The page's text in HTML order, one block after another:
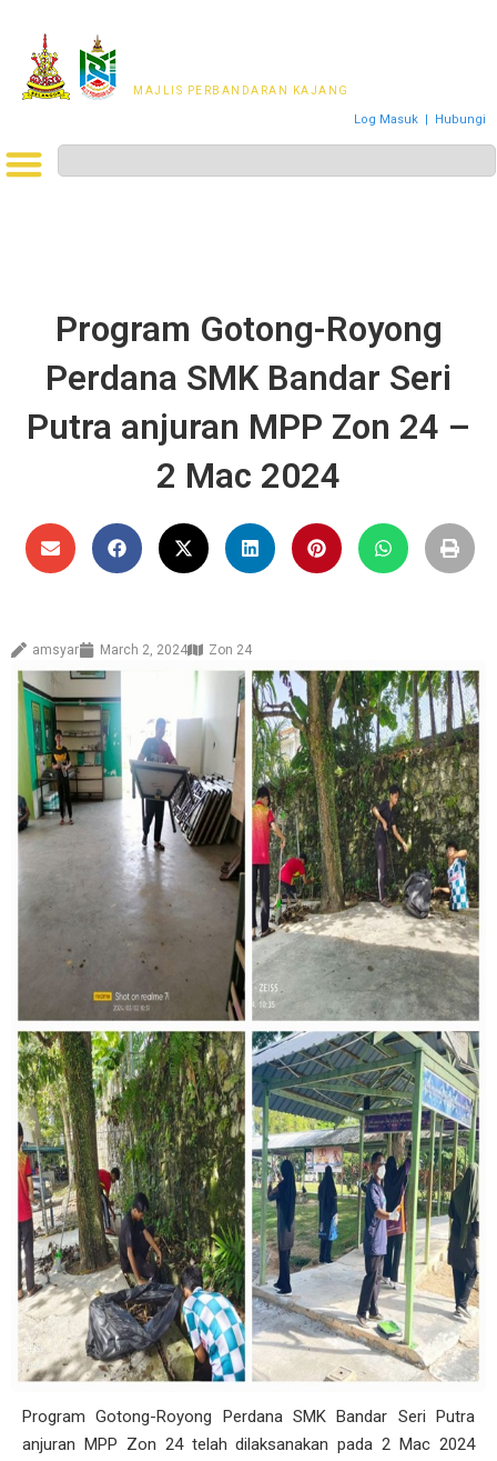
MAJLIS PERBANDARAN KAJANG
Log Masuk | Hubungi
Program Gotong-Royong
Perdana SMK Bandar Seri
Putra anjuran MPP Zon 24 –
2 Mac 2024
amsyar March 2, 2024 Zon 24
Program Gotong-Royong Perdana SMK Bandar Seri Putra
anjuran MPP Zon 24 telah dilaksanakan pada 2 Mac 2024